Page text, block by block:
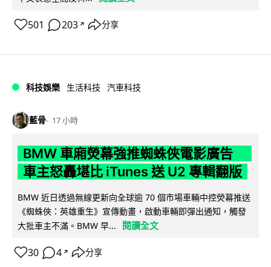
501 203 ↗ 分享
科技娛樂 生活科技 汽車科技
藍骨 17 小時
BMW 車廂熒幕強推蜘蛛俠電影廣告
車主怒轟堪比 iTunes 送 U2 專輯翻版
BMW 近日透過無線更新向全球逾 70 個市場車輛中控熒幕推送
《蜘蛛俠：英雄重生》宣傳動畫，啟動車輛即彈出通知，觸發
大批車主不滿。BMW 早...
閱讀全文
30 4 ↗ 分享